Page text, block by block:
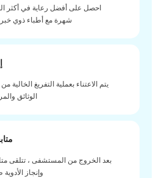
احصل على أفضل رعاية في أكثر
شهرة مع أطباء ذوي
يتم الاعتناء بعملية التفريغ الخالية
الوثائق
بعد الخروج من المستشفى ، تتلقى
وإنجاز